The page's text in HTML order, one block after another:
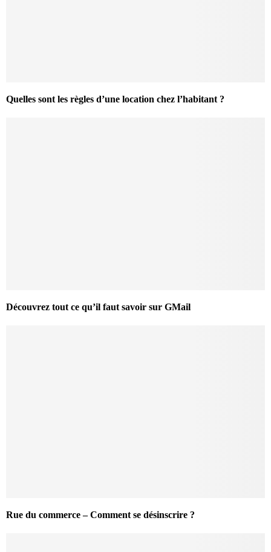
Quelles sont les règles d’une location chez l’habitant ?
Découvrez tout ce qu’il faut savoir sur GMail
Rue du commerce – Comment se désinscrire ?